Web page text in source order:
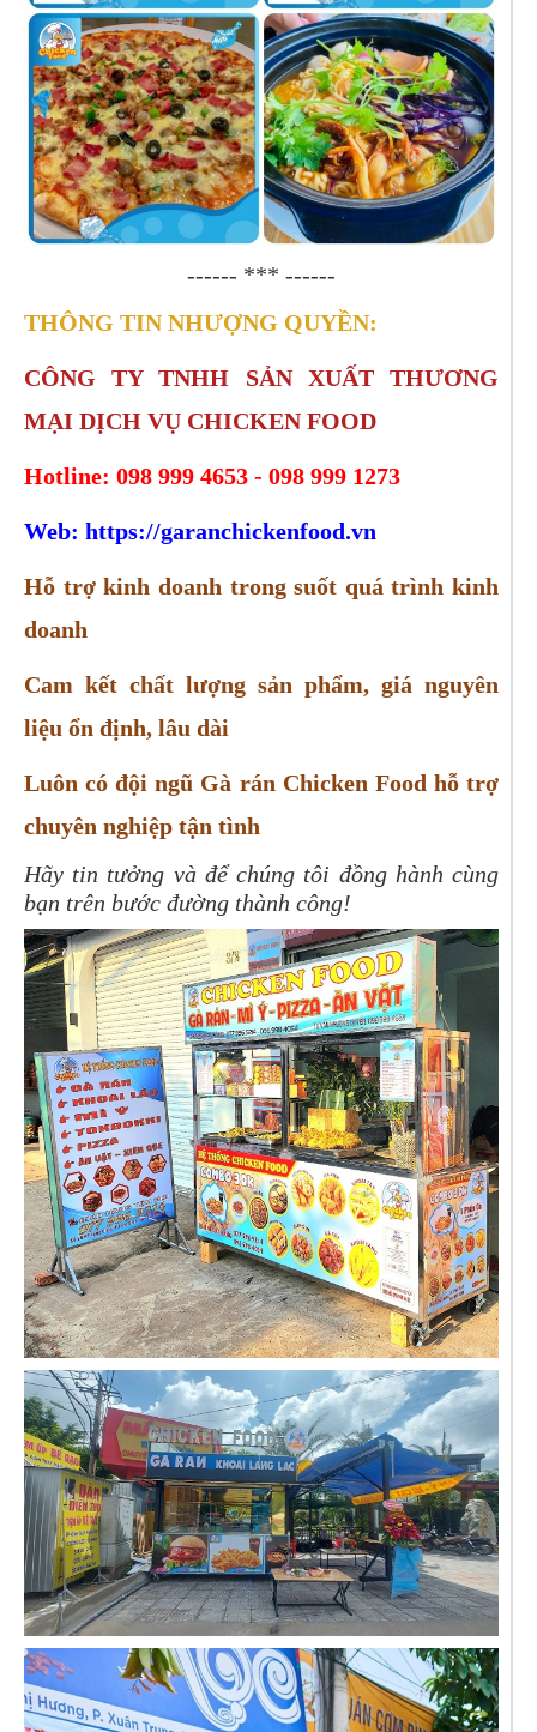
------ *** ------
THÔNG TIN NHƯỢNG QUYỀN:
CÔNG TY TNHH SẢN XUẤT THƯƠNG
MẠI DỊCH VỤ CHICKEN FOOD
Hotline: 098 999 4653 - 098 999 1273
Web: https://garanchickenfood.vn
Hỗ trợ kinh doanh trong suốt quá trình kinh
doanh
Cam kết chất lượng sản phẩm, giá nguyên
liệu ổn định, lâu dài
Luôn có đội ngũ Gà rán Chicken Food hỗ trợ
chuyên nghiệp tận tình
Hãy tin tưởng và để chúng tôi đồng hành cùng
bạn trên bước đường thành công!